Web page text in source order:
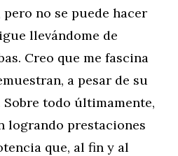
no se puede hacer
llevándome de
Creo que me fascina
a pesar de su
todo últimamente,
logrando prestaciones
que, al fin y al